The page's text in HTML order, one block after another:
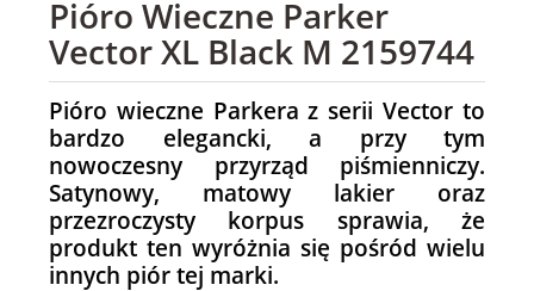
Pióro Wieczne Parker
Vector XL Black M 2159744
Pióro wieczne Parkera z serii Vector to
bardzo elegancki, a przy tym
nowoczesny przyrząd piśmienniczy.
Satynowy, matowy lakier oraz
przezroczysty korpus sprawia, że
produkt ten wyróżnia się pośród wielu
innych piór tej marki.